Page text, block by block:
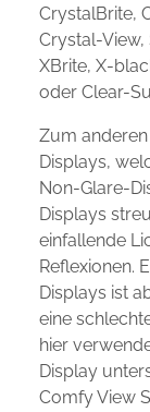
CrystalBrite,
Crystal-View,
XBrite, X-
oder Clear-
Zum
Displays,
Non-Glare-
Displays
einfallende
Reflexionen.
Displays ist
eine
hier
Display
Comfy View